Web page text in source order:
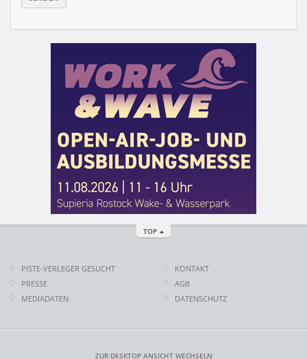
TOP
PISTE-VERLEGER GESUCHT
PRESSE
MEDIADATEN
KONTAKT
AGB
DATENSCHUTZ
ZUR DESKTOP ANSICHT WECHSELN